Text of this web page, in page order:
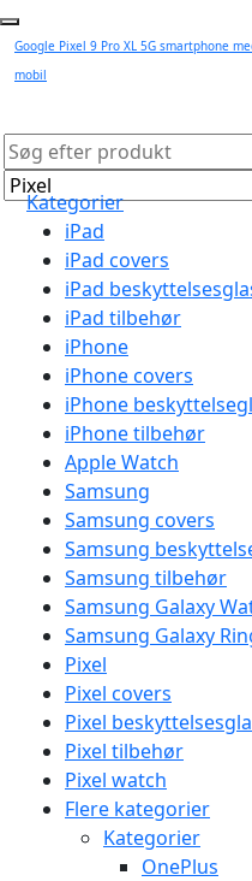
Google Pixel 9 Pro XL 5G smartphone
mobil
Kategorier
iPad
iPad covers
iPad
iPad tilbehør
iPhone
iPhone covers
iPhone
iPhone tilbehør
Apple Watch
Samsung
Samsung covers
Samsung
Samsung tilbehør
Samsung Galaxy
Samsung Galaxy
Pixel
Pixel covers
Pixel
Pixel tilbehør
Pixel watch
Flere kategorier
Kategorier
OnePlus